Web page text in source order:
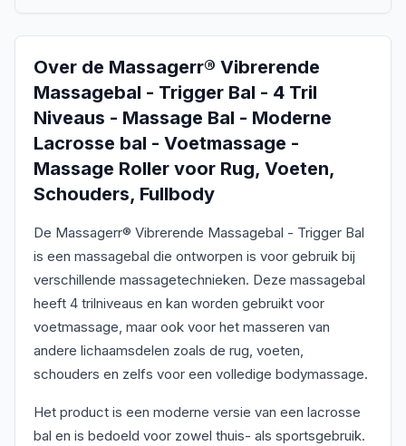
Over de Massagerr® Vibrerende
Massagebal - Trigger Bal - 4 Tril
Niveaus - Massage Bal - Moderne
Lacrosse bal - Voetmassage -
Massage Roller voor Rug, Voeten,
Schouders, Fullbody
De Massagerr® Vibrerende Massagebal - Trigger Bal
is een massagebal die ontworpen is voor gebruik bij
verschillende massagetechnieken. Deze massagebal
heeft 4 trilniveaus en kan worden gebruikt voor
voetmassage, maar ook voor het masseren van
andere lichaamsdelen zoals de rug, voeten,
schouders en zelfs voor een volledige bodymassage.
Het product is een moderne versie van een lacrosse
bal en is bedoeld voor zowel thuis- als sportsgebruik.